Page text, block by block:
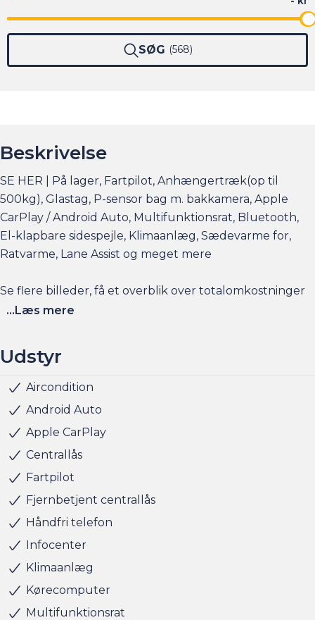
SØG 568
Beskrivelse
SE HER | På lager, Fartpilot, Anhængertræk(op til
500kg), Glastag, P-sensor bag m. bakkamera, Apple
CarPlay / Android Auto, Multifunktionsrat, Bluetooth,
El-klapbare sidespejle, Klimaanlæg, Sædevarme for,
Ratvarme, Lane Assist og meget mere
Se flere billeder, få et overblik over totalomkostninger
og faktorers påvirkning på rækkevidden på am.dk
am.dk - så er bilen gjort klar, når du kommer, og der er
sat tid af med en salgskonsulent til at snakke om
Har du behov for et billån, så kan vi hjælpe med
finansiering til markedets bedste priser og vilkår, og vi
tager naturligvis også gerne din nuværende bil i bytte,
hvis du har behov for at få afsat den.
Salgsafdelingen åbningstider:
Man-Fre kl. 10.00 - 17.00
Lørdag kl. 11.00 - 15.00
Søndag kl. 10.00 - 15.00
...Læs mere
Udstyr
Aircondition
Android Auto
Apple CarPlay
Centrallås
Fartpilot
Fjernbetjent centrallås
Håndfri telefon
Infocenter
Klimaanlæg
Kørecomputer
Multifunktionsrat
Sædevarme for
Udvendig temperaturmåler
Kopholder
Stofindtræk
Splitbagsæde
ABS
Airbag
Antispin
ESP
Isofix
5 sæder
Elruder for
El-foldbare spejle
El-spejle
Alufælge
LED baglygter
LED kørelys
Tonede ruder
Bakkamera
Bluetooth
Startspærre
Glastag
Rat m. varme
Anhængertræk